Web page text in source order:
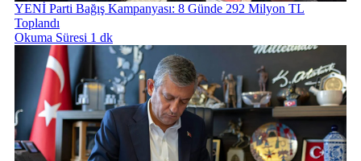
YENİ Parti Bağış Kampanyası: 8 Günde 292 Milyon TL
Toplandı
Okuma Süresi 1 dk